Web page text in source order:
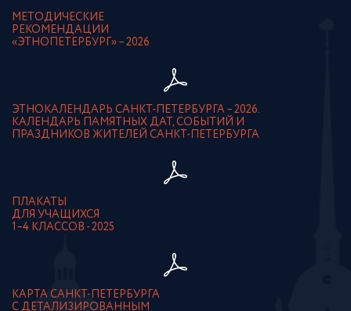
МЕТОДИЧЕСКИЕ
РЕКОМЕНДАЦИИ
«ЭТНОПЕТЕРБУРГ» – 2026
ЭТНОКАЛЕНДАРЬ САНКТ-ПЕТЕРБУРГА – 2026.
КАЛЕНДАРЬ ПАМЯТНЫХ ДАТ, СОБЫТИЙ И
ПРАЗДНИКОВ ЖИТЕЛЕЙ САНКТ-ПЕТЕРБУРГА
ПЛАКАТЫ
ДЛЯ УЧАЩИХСЯ
1–4 КЛАССОВ - 2025
КАРТА САНКТ-ПЕТЕРБУРГА
С ДЕТАЛИЗИРОВАННЫМ